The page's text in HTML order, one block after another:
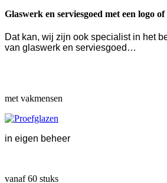
Glaswerk en serviesgoed met een logo of
Dat kan, wij zijn ook specialist in het
van glaswerk en serviesgoed…
met vakmensen
in eigen beheer
vanaf 60 stuks